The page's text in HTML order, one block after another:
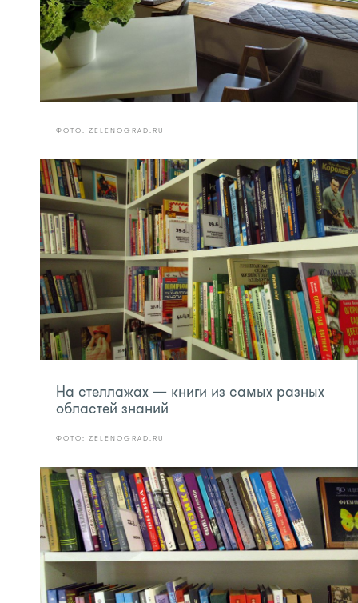
ФОТО: ZELENOGRAD.RU
На стеллажах — книги из самых разных
областей знаний
ФОТО: ZELENOGRAD.RU